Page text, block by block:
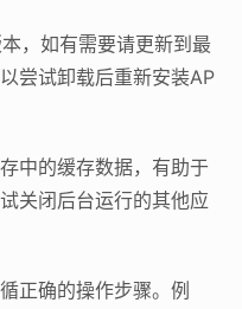
，如有需要请更新到最
尝试卸载后重新安装AP
中的缓存数据，有助于
关闭后台运行的其他应
正确的操作步骤。例